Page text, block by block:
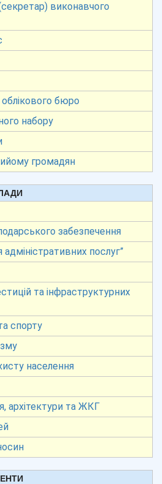
виконавчого
бюро
набору
громадян
забезпечення
адміністративних послуг”
та інфраструктурних
спорту
населення
архітектури та ЖКГ